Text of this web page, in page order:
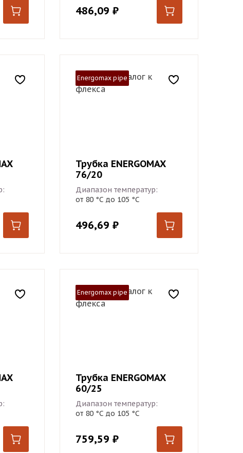
486,09₽
Energomax pipe
Трубка ENERGOMAX
76/20
Диапазон температур:
от 80 °С до 105 °С
496,69₽
Energomax pipe
Трубка ENERGOMAX
60/25
Диапазон температур:
от 80 °С до 105 °С
759,59₽